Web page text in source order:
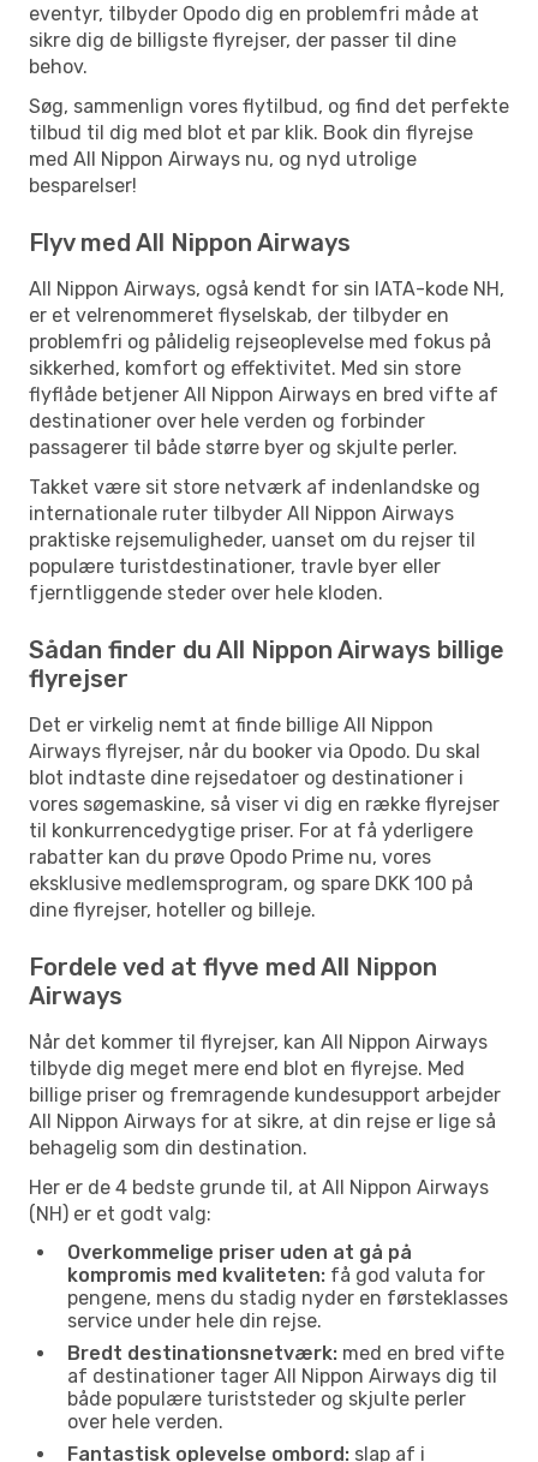
eventyr, tilbyder Opodo dig en problemfri måde at
sikre dig de billigste flyrejser, der passer til dine
behov.
Søg, sammenlign vores flytilbud, og find det perfekte
tilbud til dig med blot et par klik. Book din flyrejse
med All Nippon Airways nu, og nyd utrolige
besparelser!
Flyv med All Nippon Airways
All Nippon Airways, også kendt for sin IATA-kode NH,
er et velrenommeret flyselskab, der tilbyder en
problemfri og pålidelig rejseoplevelse med fokus på
sikkerhed, komfort og effektivitet. Med sin store
flyflåde betjener All Nippon Airways en bred vifte af
destinationer over hele verden og forbinder
passagerer til både større byer og skjulte perler.
Takket være sit store netværk af indenlandske og
internationale ruter tilbyder All Nippon Airways
praktiske rejsemuligheder, uanset om du rejser til
populære turistdestinationer, travle byer eller
fjerntliggende steder over hele kloden.
Sådan finder du All Nippon Airways billige
flyrejser
Det er virkelig nemt at finde billige All Nippon
Airways flyrejser, når du booker via Opodo. Du skal
blot indtaste dine rejsedatoer og destinationer i
vores søgemaskine, så viser vi dig en række flyrejser
til konkurrencedygtige priser. For at få yderligere
rabatter kan du prøve Opodo Prime nu, vores
eksklusive medlemsprogram, og spare DKK 100 på
dine flyrejser, hoteller og billeje.
Fordele ved at flyve med All Nippon
Airways
Når det kommer til flyrejser, kan All Nippon Airways
tilbyde dig meget mere end blot en flyrejse. Med
billige priser og fremragende kundesupport arbejder
All Nippon Airways for at sikre, at din rejse er lige så
behagelig som din destination.
Her er de 4 bedste grunde til, at All Nippon Airways
(NH) er et godt valg:
Overkommelige priser uden at gå på
kompromis med kvaliteten: få god valuta for
pengene, mens du stadig nyder en førsteklasses
service under hele din rejse.
Bredt destinationsnetværk: med en bred vifte
af destinationer tager All Nippon Airways dig til
både populære turiststeder og skjulte perler
over hele verden.
Fantastisk oplevelse ombord: slap af i